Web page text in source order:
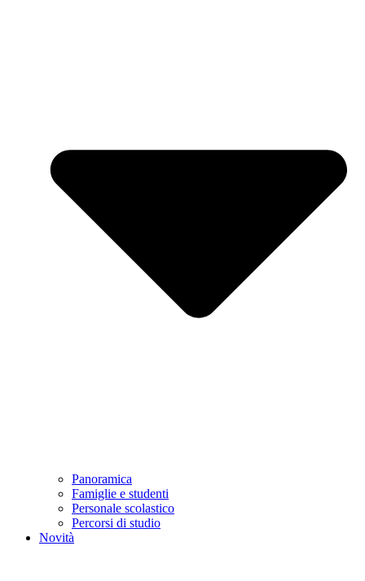
Panoramica
Famiglie e studenti
Personale scolastico
Percorsi di studio
Novità